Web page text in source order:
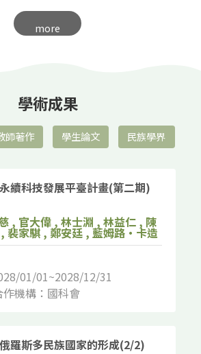
more
學術成果
師著作 學生論文 民族學界
續科技發展平臺計畫(第二期)
, 官大偉 , 林士淵 , 林益仁 , 陳
裴家騏 , 鄭安廷 , 藍姆路‧卡造
01/01~2028/12/31
機構：國科會
羅斯多民族國家的形成(2/2)